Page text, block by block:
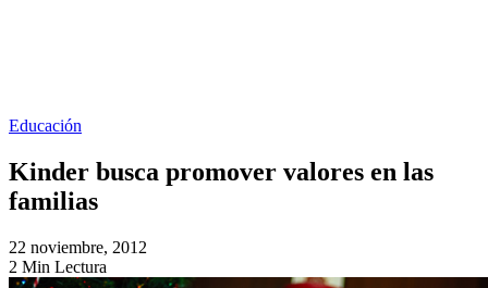
Educación
Kinder busca promover valores en las
familias
22 noviembre, 2012
2 Min Lectura